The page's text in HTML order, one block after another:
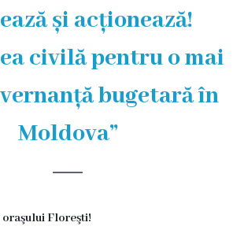
și acționează!
civilă pentru o mai
bugetară în
Moldova”
Floreşti!